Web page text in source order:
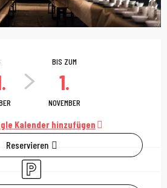
&
BIS ZUM
1.
NOVEMBER
Kalender hinzufügen
Reservieren
Parkplatz